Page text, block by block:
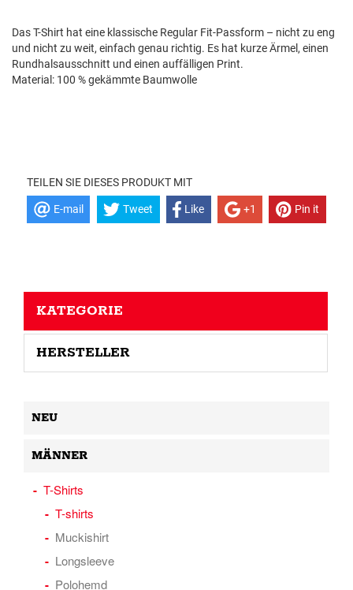
Das T-Shirt hat eine klassische Regular Fit-Passform – nicht zu eng
und nicht zu weit, einfach genau richtig. Es hat kurze Ärmel, einen
Rundhalsausschnitt und einen auffälligen Print.
Material: 100 % gekämmte Baumwolle
TEILEN SIE DIESES PRODUKT MIT
E-mail Tweet Like +1 Pin it
KATEGORIE
HERSTELLER
NEU
MÄNNER
T-Shirts
T-shirts
Muckishirt
Longsleeve
Polohemd